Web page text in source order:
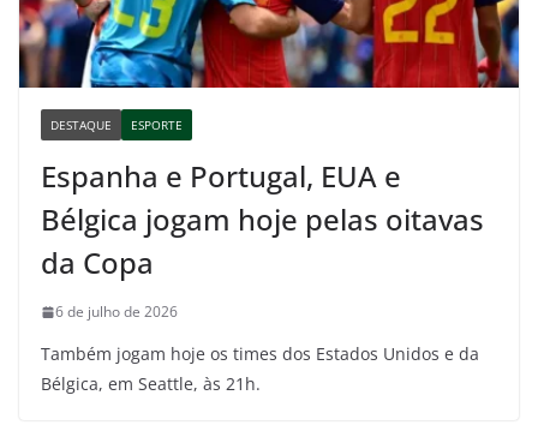
DESTAQUE ESPORTE
Espanha e Portugal, EUA e
Bélgica jogam hoje pelas oitavas
da Copa
6 de julho de 2026
Também jogam hoje os times dos Estados Unidos e da
Bélgica, em Seattle, às 21h.